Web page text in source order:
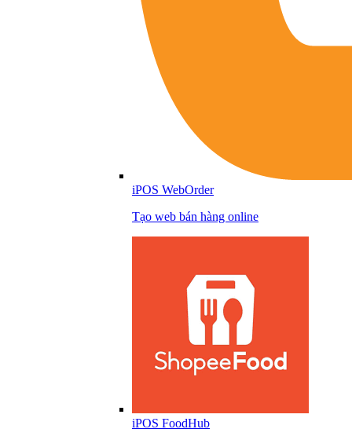
iPOS WebOrder
Tạo web bán hàng online
iPOS FoodHub